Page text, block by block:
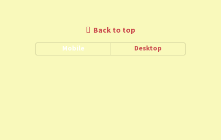
Back to top
Mobile Desktop